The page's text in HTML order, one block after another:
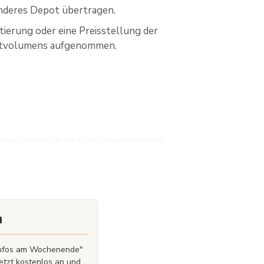
Depot übertragen.
oder eine Preisstellung der
aufgenommen.
Ihrer persönlichen
Setzen Sie sich dabei insbesondere mit den
Produktinformationen können Sie dem
am Wochenende"